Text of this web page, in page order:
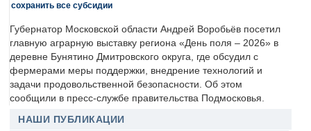
сохранить все субсидии
Губернатор Московской области Андрей Воробьёв посетил
главную аграрную выставку региона «День поля – 2026» в
деревне Бунятино Дмитровского округа, где обсудил с
фермерами меры поддержки, внедрение технологий и
задачи продовольственной безопасности. Об этом
сообщили в пресс-службе правительства Подмосковья.
НАШИ ПУБЛИКАЦИИ